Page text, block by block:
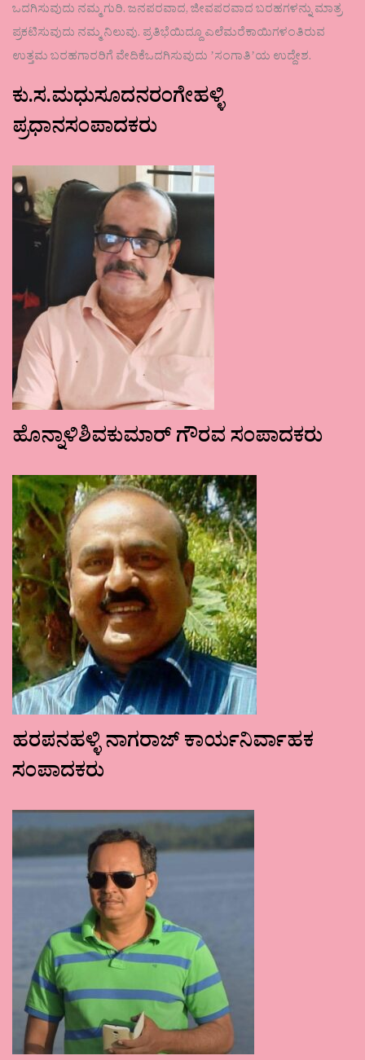
ಒದಗಿಸುವುದು ನಮ್ಮ ಗುರಿ. ಜನಪರವಾದ, ಜೀವಪರವಾದ ಬರಹಗಳನ್ನು ಮಾತ್ರ
ಪ್ರಕಟಿಸುವುದು ನಮ್ಮ ನಿಲುವು. ಪ್ರತಿಭೆಯಿದ್ದೂ ಎಲೆಮರೆಕಾಯಿಗಳಂತಿರುವ
ಉತ್ತಮ ಬರಹಗಾರರಿಗೆ ವೇದಿಕೆಒದಗಿಸುವುದು ʼಸಂಗಾತಿʼಯ ಉದ್ದೇಶ.
ಕು.ಸ.ಮಧುಸೂದನರಂಗೇಹಳ್ಳಿ
ಪ್ರಧಾನಸಂಪಾದಕರು
ಹೊನ್ನಾಳಿಶಿವಕುಮಾರ್ ಗೌರವ ಸಂಪಾದಕರು
ಹರಪನಹಳ್ಳಿ ನಾಗರಾಜ್ ಕಾರ್ಯನಿರ್ವಾಹಕ
ಸಂಪಾದಕರು